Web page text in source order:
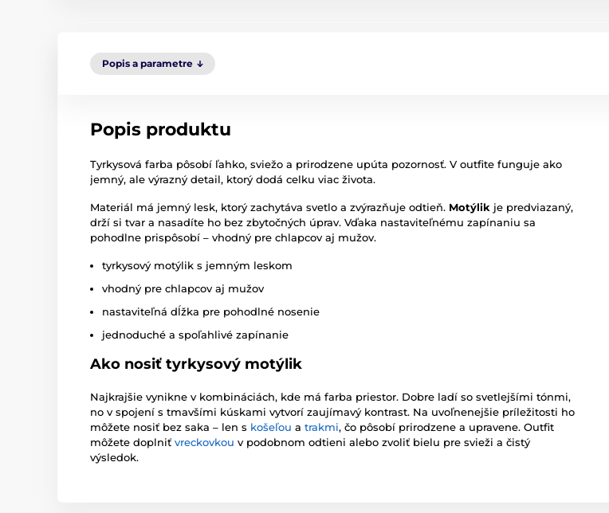
Popis a parametre
Popis produktu
Tyrkysová farba pôsobí ľahko, sviežo a prirodzene upúta pozornosť. V outfite funguje ako
jemný, ale výrazný detail, ktorý dodá celku viac života.
Materiál má jemný lesk, ktorý zachytáva svetlo a zvýrazňuje odtieň. Motýlik je predviazaný,
drží si tvar a nasadíte ho bez zbytočných úprav. Vďaka nastaviteľnému zapínaniu sa
pohodlne prispôsobí – vhodný pre chlapcov aj mužov.
tyrkysový motýlik s jemným leskom
vhodný pre chlapcov aj mužov
nastaviteľná dĺžka pre pohodlné nosenie
jednoduché a spoľahlivé zapínanie
Ako nosiť tyrkysový motýlik
Najkrajšie vynikne v kombináciách, kde má farba priestor. Dobre ladí so svetlejšími tónmi,
no v spojení s tmavšími kúskami vytvorí zaujímavý kontrast. Na uvoľnenejšie príležitosti ho
môžete nosiť bez saka – len s košeľou a trakmi, čo pôsobí prirodzene a upravene. Outfit
môžete doplniť vreckovkou v podobnom odtieni alebo zvoliť bielu pre svieži a čistý
výsledok.